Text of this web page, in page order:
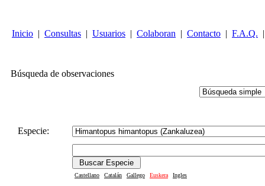
Inicio | Consultas | Usuarios | Colaboran | Contacto | F.A.Q. |
Búsqueda de observaciones
Especie:
Castellano Catalán Gallego Euskera Ingles